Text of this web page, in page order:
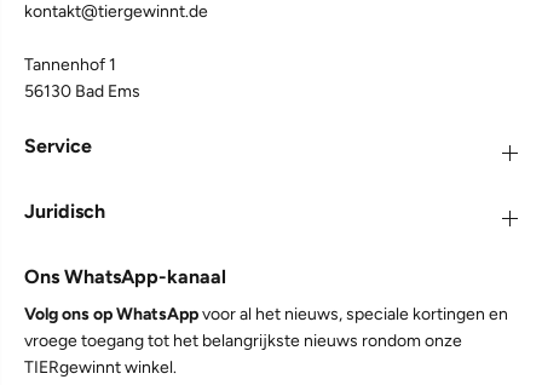
kontakt@tiergewinnt.de
Tannenhof 1
56130 Bad Ems
Service
Juridisch
Ons WhatsApp-kanaal
Volg ons op WhatsAppvoor al het nieuws, speciale kortingen en
vroege toegang tot het belangrijkste nieuws rondom onze
TIERgewinnt winkel.
TJURE - Ulmenrinde Liquid 250 ml - 1000ml | Naturkraft
für ein gutes Bauchgefühl 1000 ml
und Darm, i sehr oft Sodbrennen, mit allen
probiert,so viele Medikamente vom
Versuch mit der zweiten Hündin-Akzeptanz
kranke Hündin bekommt nun seit etwa einem
halben Jahr das Produkt,sie bekommt 2mal 10 ml
pro Tag, für uns wie ein Wunder-kein